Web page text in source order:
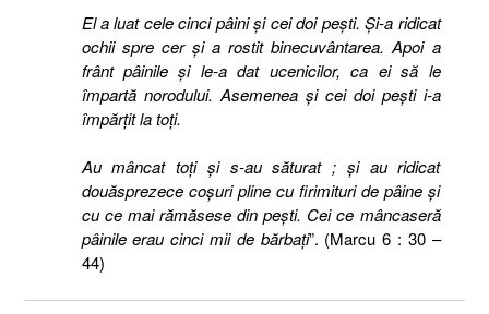
El a luat cele cinci pâini şi cei doi peşti. Şi-a ridicat
ochii spre cer şi a rostit binecuvântarea. Apoi a
frânt pâinile şi le-a dat ucenicilor, ca ei să le
împartă norodului. Asemenea şi cei doi peşti i-a
împărţit la toţi.
Au mâncat toţi şi s-au săturat ; şi au ridicat
douăsprezece coşuri pline cu firimituri de pâine şi
cu ce mai rămăsese din peşti. Cei ce mâncaseră
pâinile erau cinci mii de bărbaţi”. (Marcu 6 : 30 –
44)